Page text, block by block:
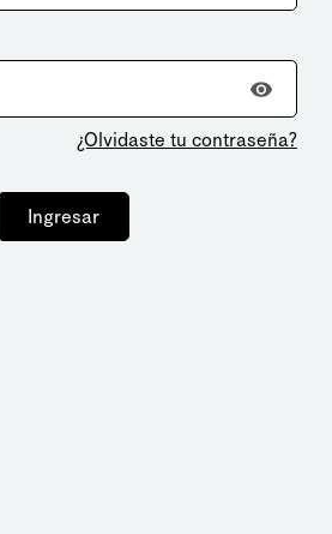
¿Olvidaste tu contraseña?
Ingresar